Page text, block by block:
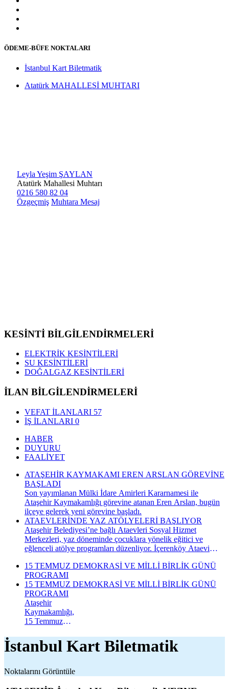
ÖDEME-BÜFE NOKTALARI
İstanbul Kart Biletmatik
Atatürk MAHALLESİ MUHTARI
Leyla Yeşim ŞAYLAN
Atatürk Mahallesi Muhtarı
0216 580 82 04
Özgeçmiş Muhtara Mesaj
KESİNTİ BİLGİLENDİRMELERİ
ELEKTRİK KESİNTİLERİ
SU KESİNTİLERİ
DOĞALGAZ KESİNTİLERİ
İLAN BİLGİLENDİRMELERİ
VEFAT İLANLARI 57
İŞ İLANLARI 0
HABER
DUYURU
FAALİYET
ATAŞEHİR KAYMAKAMI EREN ARSLAN GÖREVİNE
BAŞLADI
Son yayımlanan Mülki İdare Amirleri Kararnamesi ile
Ataşehir Kaymakamlığı görevine atanan Eren Arslan, bugün
ilçeye gelerek yeni görevine başladı.
ATAEVLERİNDE YAZ ATÖLYELERİ BAŞLIYOR
Ataşehir Belediyesi’ne bağlı Ataevleri Sosyal Hizmet
Merkezleri, yaz döneminde çocuklara yönelik eğitici ve
eğlenceli atölye programları düzenliyor. İçerenköy Ataevi
kapsamında çocuklar hem yeni beceriler kazanacak hem de
keyifli bir yaz dönemi geçirecek.
15 TEMMUZ DEMOKRASİ VE MİLLİ BİRLİK GÜNÜ
PROGRAMI
15 TEMMUZ DEMOKRASİ VE MİLLİ BİRLİK GÜNÜ
PROGRAMI
Ataşehir
Kaymakamlığı,
15 Temmuz
Millî Birlik
Günü
düzenlenecek
anma
programının
İstanbul Kart Biletmatik
Noktalarını Görüntüle